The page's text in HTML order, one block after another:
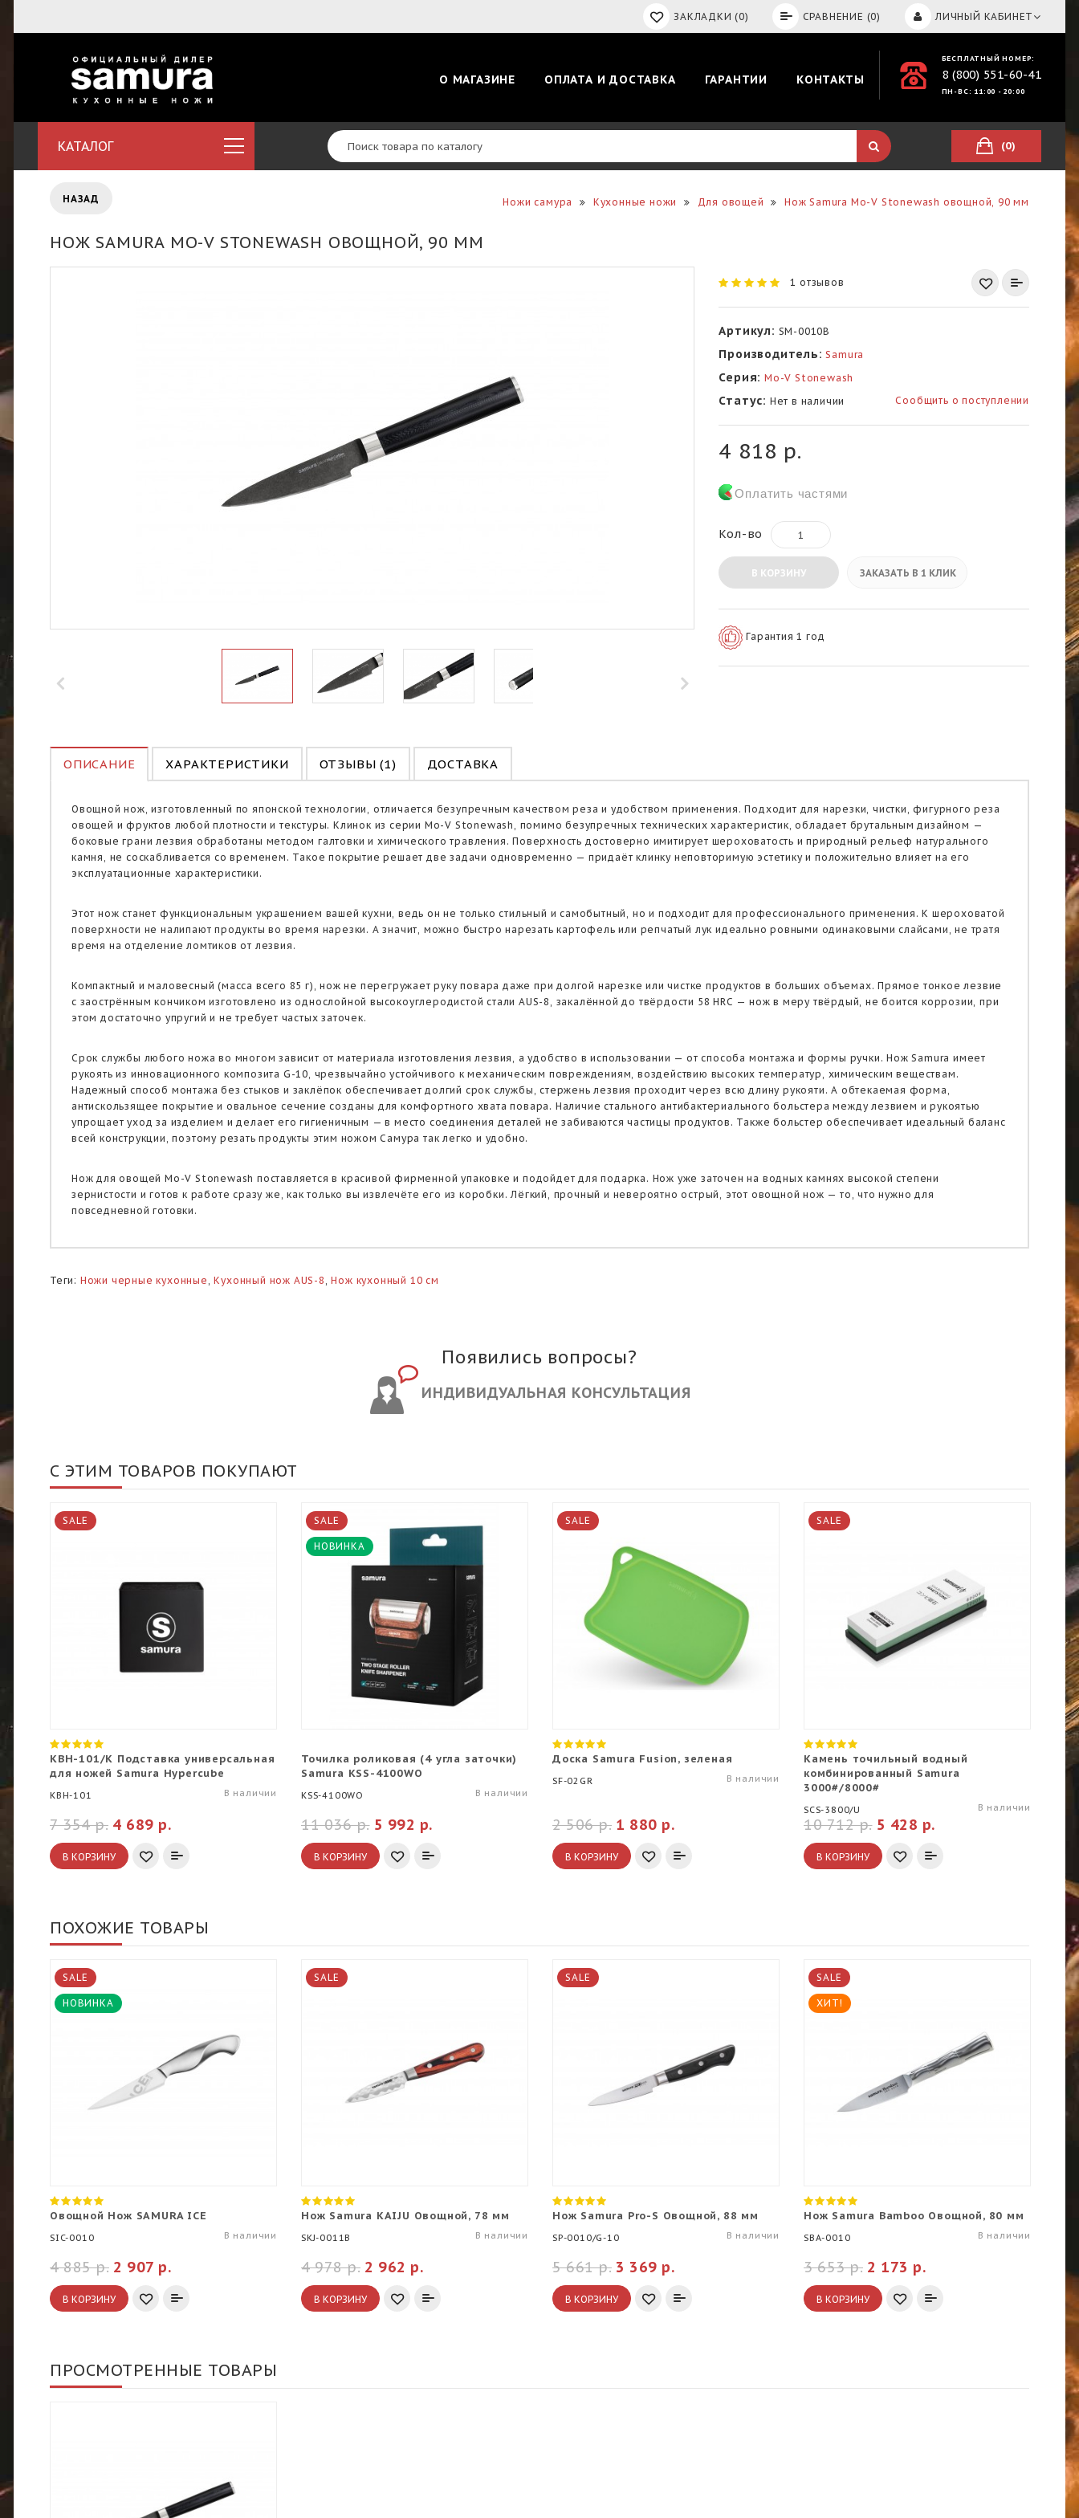
ЛИЧНЫЙ КАБИНЕТ
ЗАКЛАДКИ (0) СРАВНЕНИЕ (0)
БЕСПЛАТНЫЙ НОМЕР:
8 (800) 551-60-41
ПН-ВС: 11:00 - 20:00
О МАГАЗИНЕ ОПЛАТА И ДОСТАВКА ГАРАНТИИ КОНТАКТЫ
КАТАЛОГ (0)
НАЗАД Ножи самура Кухонные ножи Для овощей Нож Samura Mo-V Stonewash овощной, 90 мм
НОЖ SAMURA MO-V STONEWASH ОВОЩНОЙ, 90 ММ
1 отзывов
Артикул: SM-0010B
Производитель: Samura
Серия: Mo-V Stonewash
Статус: Нет в наличии Сообщить о поступлении
4 818 р.
Оплатить частями
Кол-во
В КОРЗИНУ ЗАКАЗАТЬ В 1 КЛИК
Гарантия 1 год
ОПИСАНИЕ ХАРАКТЕРИСТИКИ ОТЗЫВЫ (1) ДОСТАВКА
Овощной нож, изготовленный по японской технологии, отличается безупречным качеством реза и удобством применения. Подходит для нарезки, чистки, фигурного реза
овощей и фруктов любой плотности и текстуры. Клинок из серии Mo-V Stonewash, помимо безупречных технических характеристик, обладает брутальным дизайном —
боковые грани лезвия обработаны методом галтовки и химического травления. Поверхность достоверно имитирует шероховатость и природный рельеф натурального
камня, не соскабливается со временем. Такое покрытие решает две задачи одновременно — придаёт клинку неповторимую эстетику и положительно влияет на его
эксплуатационные характеристики.
Этот нож станет функциональным украшением вашей кухни, ведь он не только стильный и самобытный, но и подходит для профессионального применения. К шероховатой
поверхности не налипают продукты во время нарезки. А значит, можно быстро нарезать картофель или репчатый лук идеально ровными одинаковыми слайсами, не тратя
время на отделение ломтиков от лезвия.
Компактный и маловесный (масса всего 85 г), нож не перегружает руку повара даже при долгой нарезке или чистке продуктов в больших объемах. Прямое тонкое лезвие
с заострённым кончиком изготовлено из однослойной высокоуглеродистой стали AUS-8, закалённой до твёрдости 58 HRC — нож в меру твёрдый, не боится коррозии, при
этом достаточно упругий и не требует частых заточек.
Срок службы любого ножа во многом зависит от материала изготовления лезвия, а удобство в использовании — от способа монтажа и формы ручки. Нож Samura имеет
рукоять из инновационного композита G-10, чрезвычайно устойчивого к механическим повреждениям, воздействию высоких температур, химическим веществам.
Надежный способ монтажа без стыков и заклёпок обеспечивает долгий срок службы, стержень лезвия проходит через всю длину рукояти. А обтекаемая форма,
антискользящее покрытие и овальное сечение созданы для комфортного хвата повара. Наличие стального антибактериального больстера между лезвием и рукоятью
упрощает уход за изделием и делает его гигиеничным — в место соединения деталей не забиваются частицы продуктов. Также больстер обеспечивает идеальный баланс
всей конструкции, поэтому резать продукты этим ножом Самура так легко и удобно.
Нож для овощей Mo-V Stonewash поставляется в красивой фирменной упаковке и подойдет для подарка. Нож уже заточен на водных камнях высокой степени
зернистости и готов к работе сразу же, как только вы извлечёте его из коробки. Лёгкий, прочный и невероятно острый, этот овощной нож — то, что нужно для
повседневной готовки.
Теги: Ножи черные кухонные ,Кухонный нож AUS-8 ,Нож кухонный 10 см
Появились вопросы?
ИНДИВИДУАЛЬНАЯ КОНСУЛЬТАЦИЯ
С ЭТИМ ТОВАРОВ ПОКУПАЮТ
SALE
KBH-101/K Подставка универсальная
для ножей Samura Hypercube
KBH-101 В наличии
4 689 р.
7 354 р.
В КОРЗИНУ
SALE
НОВИНКА
Точилка роликовая (4 угла заточки)
Samura KSS-4100WO
KSS-4100WO В наличии
5 992 р.
11 036 р.
В КОРЗИНУ
SALE
Доска Samura Fusion, зеленая
SF-02GR В наличии
1 880 р.
2 506 р.
В КОРЗИНУ
SALE
Камень точильный водный
комбинированный Samura
3000#/8000#
SCS-3800/U В наличии
5 428 р.
10 712 р.
В КОРЗИНУ
ПОХОЖИЕ ТОВАРЫ
SALE
НОВИНКА
Овощной Нож SAMURA ICE
SIC-0010 В наличии
2 907 р.
4 885 р.
В КОРЗИНУ
SALE
Нож Samura KAIJU Овощной, 78 мм
SKJ-0011B В наличии
2 962 р.
4 978 р.
В КОРЗИНУ
SALE
Нож Samura Pro-S Овощной, 88 мм
SP-0010/G-10 В наличии
3 369 р.
5 661 р.
В КОРЗИНУ
SALE
ХИТ!
Нож Samura Bamboo Овощной, 80 мм
SBA-0010 В наличии
2 173 р.
3 653 р.
В КОРЗИНУ
6
ПРОСМОТРЕННЫЕ ТОВАРЫ